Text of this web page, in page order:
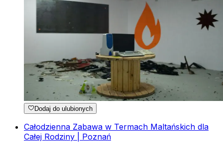
Dodaj do ulubionych
Całodzienna Zabawa w Termach Maltańskich dla
Całej Rodziny | Poznań